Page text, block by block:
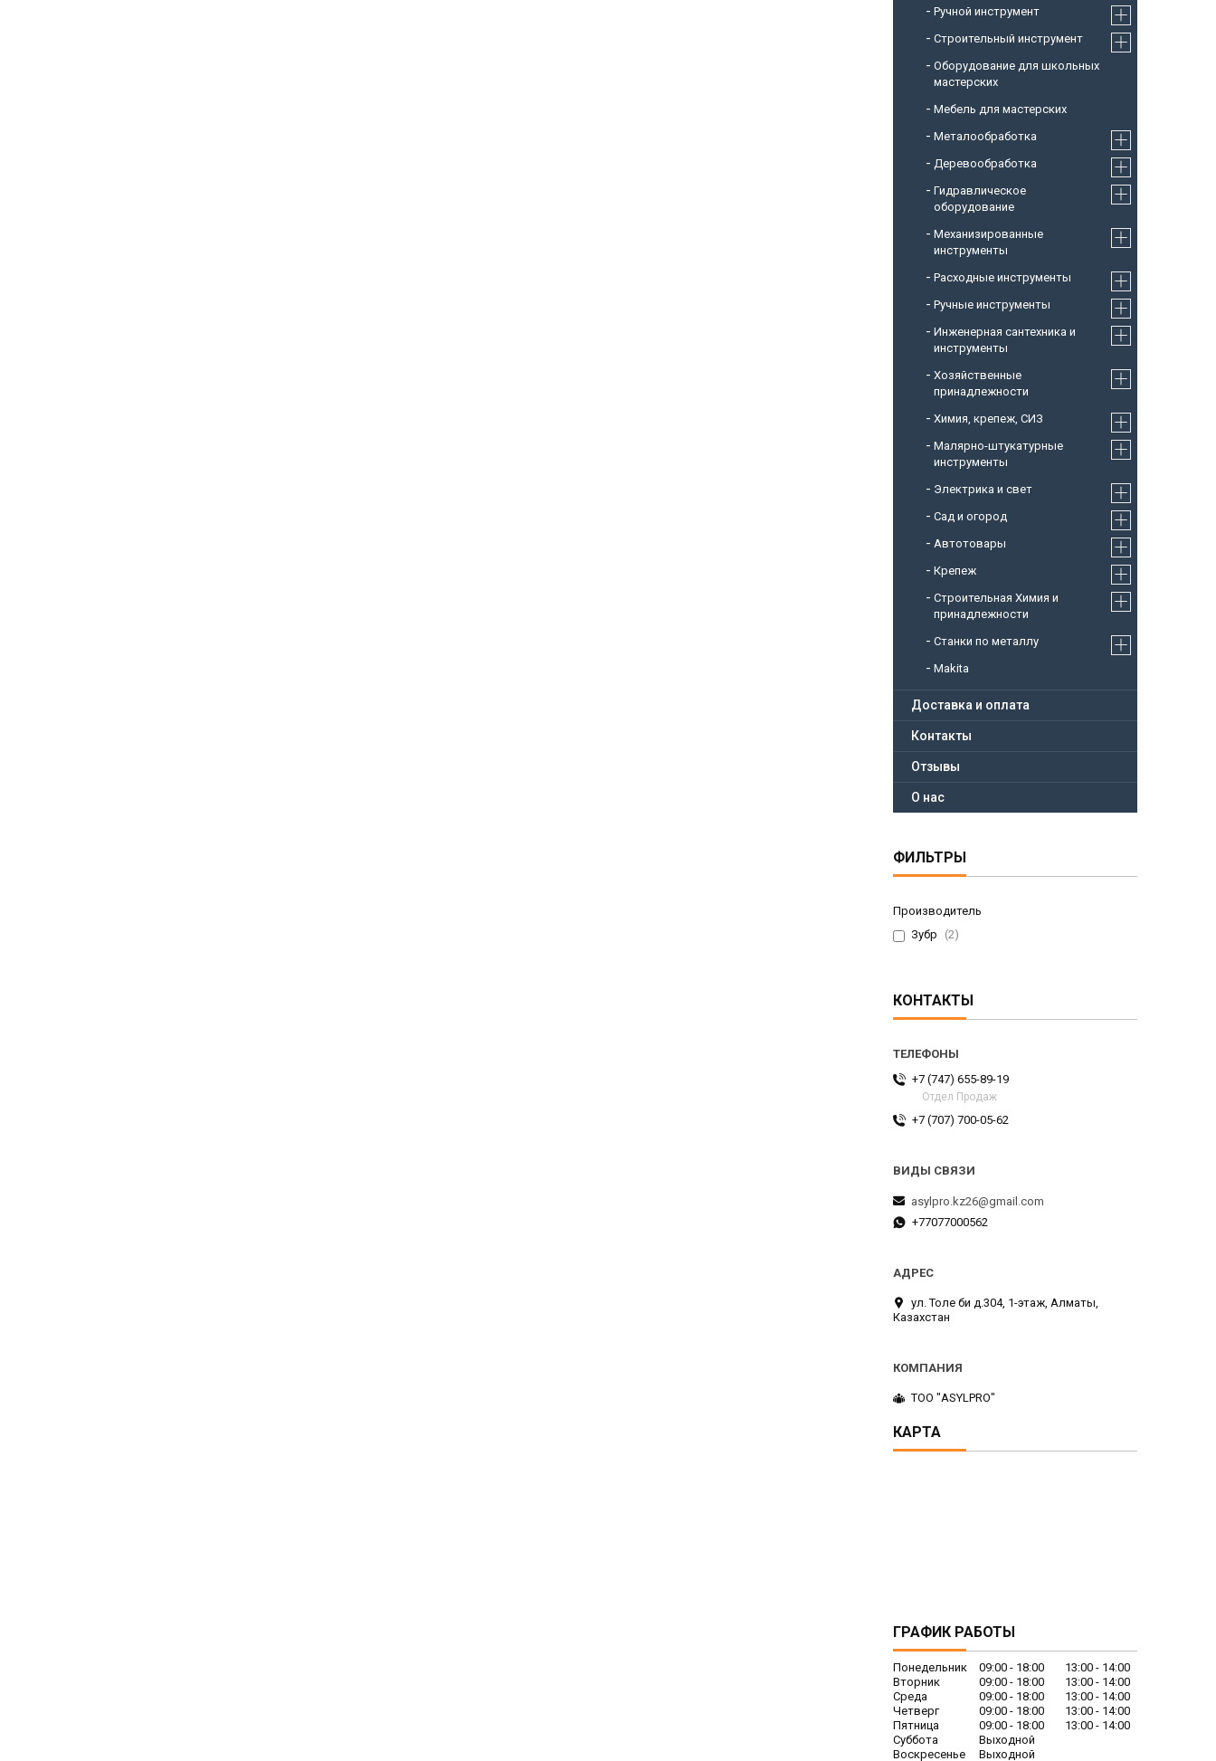
Ручной инструмент
Строительный инструмент
Оборудование для школьных
мастерских
Мебель для мастерских
Металообработка
Деревообработка
Гидравлическое
оборудование
Механизированные
инструменты
Расходные инструменты
Ручные инструменты
Инженерная сантехника и
инструменты
Хозяйственные
принадлежности
Химия, крепеж, СИЗ
Малярно-штукатурные
инструменты
Электрика и свет
Сад и огород
Автотовары
Крепеж
Строительная Химия и
принадлежности
Станки по металлу
Makita
Доставка и оплата
Контакты
Отзывы
О нас
ФИЛЬТРЫ
Производитель
Зубр
2
КОНТАКТЫ
+7 (747) 655-89-19
Отдел Продаж
+7 (707) 700-05-62
asylpro.kz26@gmail.com
+77077000562
ул. Толе би д.304, 1-этаж, Алматы,
Казахстан
ТОО "ASYLPRO"
КАРТА
ГРАФИК РАБОТЫ
Понедельник 09:00 18:00 13:00
14:00
Вторник
09:00 18:00 13:00
14:00
Среда
09:00 18:00 13:00
14:00
Четверг
09:00 18:00 13:00
14:00
Пятница
09:00 18:00 13:00
14:00
Суббота
Выходной
Воскресенье
Выходной